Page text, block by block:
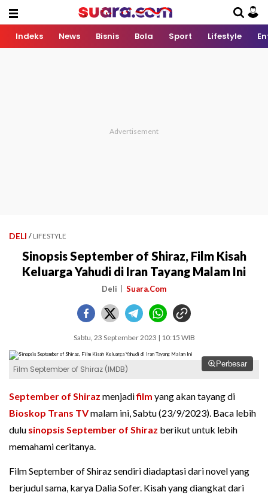
Indeks News Bisnis Bola Sport Lifestyle
DELI / LIFESTYLE
Sinopsis September of Shiraz, Film Kisah
Keluarga Yahudi di Iran Tayang Malam Ini
Deli Suara.Com
Sabtu, 23 September 2023 | 10:15 WIB
Perbesar
Film September of Shiraz (IMDB)
September of Shiraz menjadifilm yang akan tayang di
Bioskop Trans TVmalam ini, Sabtu (23/9/2023). Baca lebih
dulu sinopsis September of Shiraz berikut untuk lebih
memahami ceritanya.
Film September of Shiraz sendiri diadaptasi dari novel yang
berjudul sama, karya Dalia Sofer. Kisah yang diangkat dari